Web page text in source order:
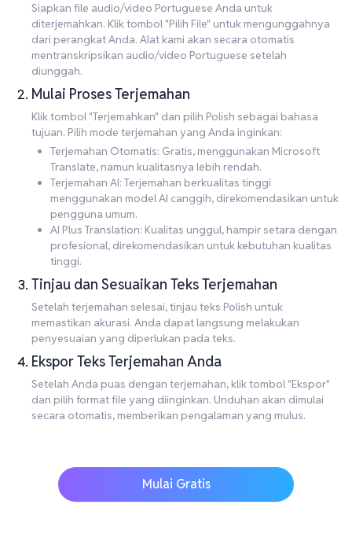
Siapkan file audio/video Portuguese Anda untuk
diterjemahkan. Klik tombol "Pilih File" untuk mengunggahnya
dari perangkat Anda. Alat kami akan secara otomatis
mentranskripsikan audio/video Portuguese setelah
diunggah.
Mulai Proses Terjemahan
Klik tombol "Terjemahkan" dan pilih Polish sebagai bahasa
tujuan. Pilih mode terjemahan yang Anda inginkan:
Terjemahan Otomatis: Gratis, menggunakan Microsoft
Translate, namun kualitasnya lebih rendah.
Terjemahan AI: Terjemahan berkualitas tinggi
menggunakan model AI canggih, direkomendasikan untuk
pengguna umum.
AI Plus Translation: Kualitas unggul, hampir setara dengan
profesional, direkomendasikan untuk kebutuhan kualitas
tinggi.
Tinjau dan Sesuaikan Teks Terjemahan
Setelah terjemahan selesai, tinjau teks Polish untuk
memastikan akurasi. Anda dapat langsung melakukan
penyesuaian yang diperlukan pada teks.
Ekspor Teks Terjemahan Anda
Setelah Anda puas dengan terjemahan, klik tombol "Ekspor"
dan pilih format file yang diinginkan. Unduhan akan dimulai
secara otomatis, memberikan pengalaman yang mulus.
Mulai Gratis